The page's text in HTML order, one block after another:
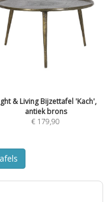
& Living Bijzettafel 'Kach',
antiek brons
€ 179,90